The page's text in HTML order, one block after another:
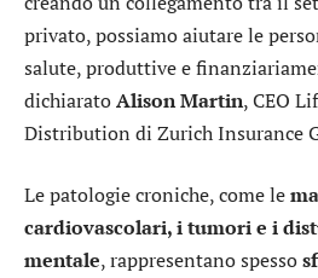
privato, possiamo aiutare le
salute, produttive e
dichiaratoAlison Martin, CEO
Distribution di Zurich Insurance
Le patologie croniche, come le
cardiovascolari, i tumori e i
mentale, rappresentano spesso